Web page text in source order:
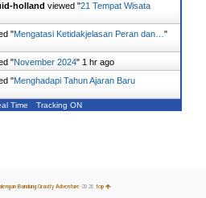
holland viewed "21 Tempat Wisata
"Mengatasi Ketidakjelasan Peran dan… "
"November 2024" 1 hr ago
"Menghadapi Tahun Ajaran Baru
Time Tracking ON
Bandung Gravity Adventure 2026 top